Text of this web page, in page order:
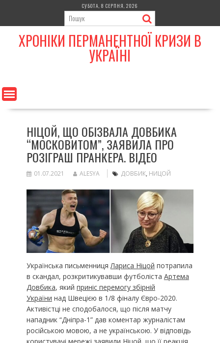
content
СУБОТА, 8 СЕРПНЯ, 2026
ХРОНІКИ ПЕРМАНЕНТНОЇ КРИЗИ В
УКРАЇНІ
НІЦОЙ, ЩО ОБІЗВАЛА ДОВБИКА
“МОСКОВИТОМ”, ЗАЯВИЛА ПРО
РОЗІГРАШ ПРАНКЕРА. ВІДЕО
01.07.2021 ALESYA ДОВБИК, НИЦОЙ
Українська письменницяЛариса Ніцой потрапила
в скандал, розкритикувавши футболіста Артема
Довбика, який приніс перемогу збірній
України над Швецією в 1/8 фіналу Євро-2020.
Активістці не сподобалося, що після матчу
нападник “Дніпра-1” дав коментар журналістам
російською мовою, а не українською. У відповідь